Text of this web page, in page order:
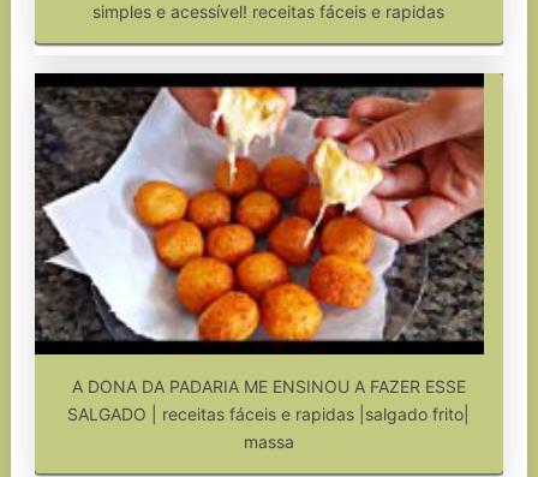
simples e acessível! receitas fáceis e rapidas
A DONA DA PADARIA ME ENSINOU A FAZER ESSE
SALGADO | receitas fáceis e rapidas |salgado frito|
massa